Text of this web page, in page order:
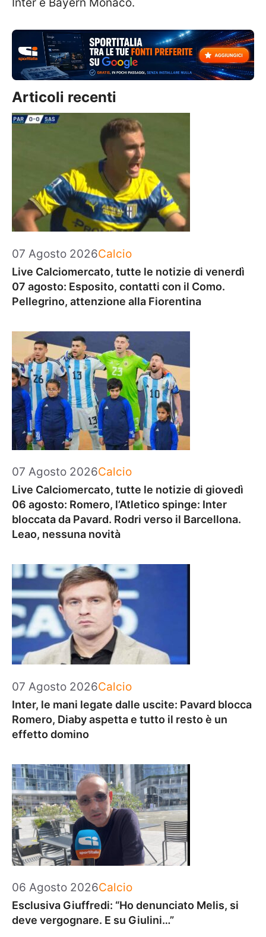
Articoli recenti
07 Agosto 2026Categorie
Calcio
Live Calciomercato, tutte le notizie di venerdì
07 agosto: Esposito, contatti con il Como.
Pellegrino, attenzione alla Fiorentina
07 Agosto 2026Categorie
Calcio
Live Calciomercato, tutte le notizie di giovedì
06 agosto: Romero, l’Atletico spinge: Inter
bloccata da Pavard. Rodri verso il Barcellona.
Leao, nessuna novità
07 Agosto 2026Categorie
Calcio
Inter, le mani legate dalle uscite: Pavard blocca
Romero, Diaby aspetta e tutto il resto è un
effetto domino
06 Agosto 2026Categorie
Calcio
Esclusiva Giuffredi: “Ho denunciato Melis, si
deve vergognare. E su Giulini…”